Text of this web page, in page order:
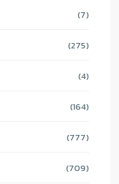
(7)
(275)
(4)
(164)
(777)
(709)